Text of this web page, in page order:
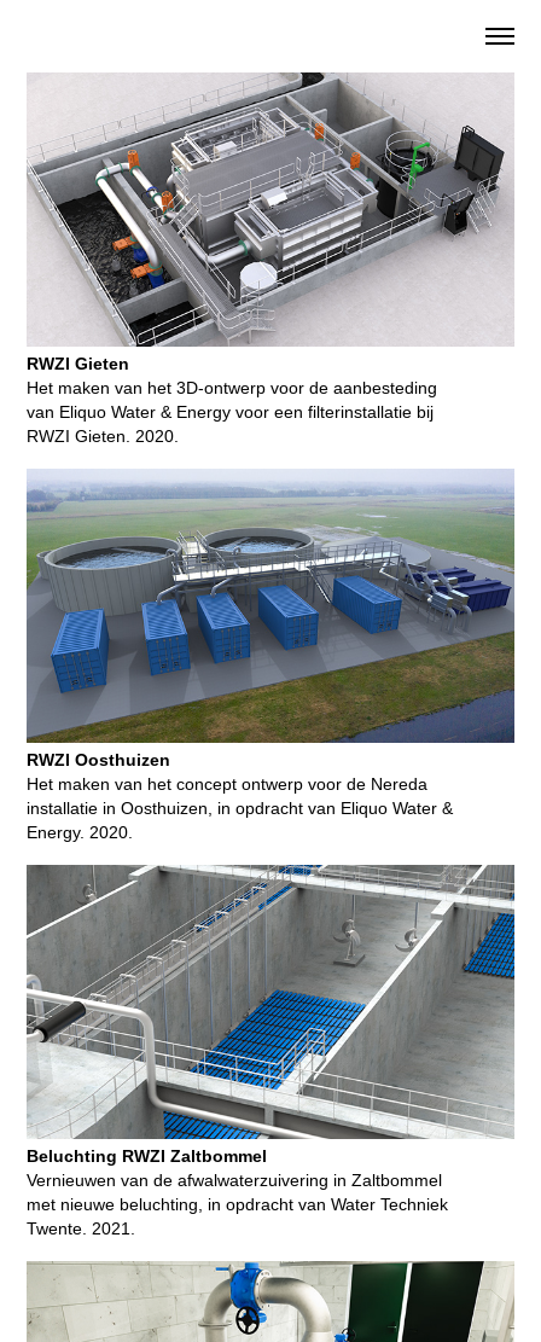
RWZI Gieten
Het maken van het 3D-ontwerp voor de aanbesteding
van Eliquo Water & Energy voor een filterinstallatie bij
RWZI Gieten. 2020.
RWZI Oosthuizen
Het maken van het concept ontwerp voor de Nereda
installatie in Oosthuizen, in opdracht van Eliquo Water &
Energy. 2020.
Beluchting RWZI Zaltbommel
Vernieuwen van de afwalwaterzuivering in Zaltbommel
met nieuwe beluchting, in opdracht van Water Techniek
Twente. 2021.